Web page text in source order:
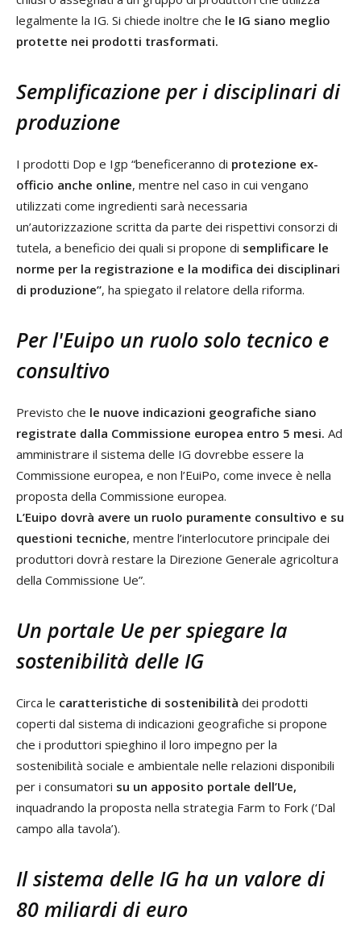
legalmente la IG. Si chiede inoltre che le IG siano meglio
protette nei prodotti trasformati.
Semplificazione per i disciplinari di
produzione
I prodotti Dop e Igp “beneficeranno di protezione ex-
officio anche online, mentre nel caso in cui vengano
utilizzati come ingredienti sarà necessaria
un’autorizzazione scritta da parte dei rispettivi consorzi di
tutela, a beneficio dei quali si propone di semplificare le
norme per la registrazione e la modifica dei disciplinari
di produzione”, ha spiegato il relatore della riforma.
Per l'Euipo un ruolo solo tecnico e
consultivo
Previsto che le nuove indicazioni geografiche siano
registrate dalla Commissione europea entro 5 mesi. Ad
amministrare il sistema delle IG dovrebbe essere la
Commissione europea, e non l’EuiPo, come invece è nella
proposta della Commissione europea.
L’Euipo dovrà avere un ruolo puramente consultivo e su
questioni tecniche, mentre l’interlocutore principale dei
produttori dovrà restare la Direzione Generale agricoltura
della Commissione Ue”.
Un portale Ue per spiegare la
sostenibilità delle IG
Circa le caratteristiche di sostenibilità dei prodotti
coperti dal sistema di indicazioni geografiche si propone
che i produttori spieghino il loro impegno per la
sostenibilità sociale e ambientale nelle relazioni disponibili
per i consumatori su un apposito portale dell’Ue,
inquadrando la proposta nella strategia Farm to Fork (‘Dal
campo alla tavola’).
Il sistema delle IG ha un valore di
80 miliardi di euro